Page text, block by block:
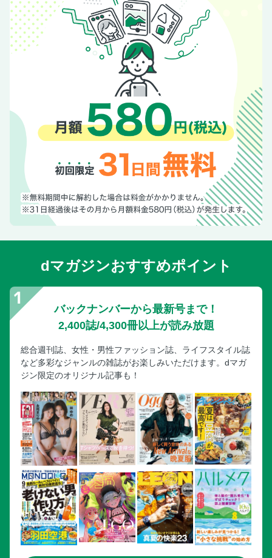
dマガジンおすすめポイント
バックナンバーから最新号まで！
2,400誌/4,300冊以上が読み放題
総合週刊誌、女性・男性ファッション誌、ライフスタイル誌
など多彩なジャンルの雑誌がお楽しみいただけます。dマガ
ジン限定のオリジナル記事も！